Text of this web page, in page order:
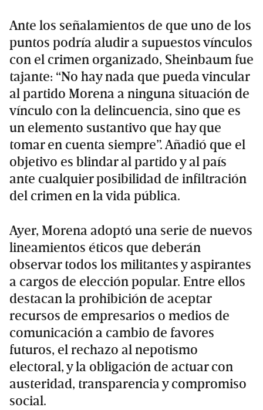
Ante los señalamientos de que uno de los
puntos podría aludir a supuestos vínculos
con el crimen organizado, Sheinbaum fue
tajante: “No hay nada que pueda vincular
al partido Morena a ninguna situación de
vínculo con la delincuencia, sino que es
un elemento sustantivo que hay que
tomar en cuenta siempre”. Añadió que el
objetivo es blindar al partido y al país
ante cualquier posibilidad de infiltración
del crimen en la vida pública.
Ayer, Morena adoptó una serie de nuevos
lineamientos éticos que deberán
observar todos los militantes y aspirantes
a cargos de elección popular. Entre ellos
destacan la prohibición de aceptar
recursos de empresarios o medios de
comunicación a cambio de favores
futuros, el rechazo al nepotismo
electoral, y la obligación de actuar con
austeridad, transparencia y compromiso
social.